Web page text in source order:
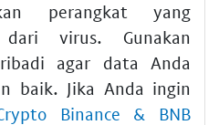
perangkat yang
virus. Gunakan
agar data Anda
baik. Jika Anda ingin
Binance & BNB